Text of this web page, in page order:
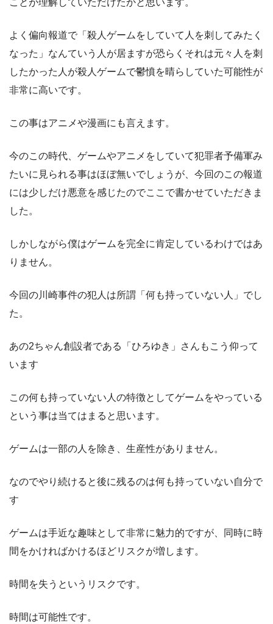
ことが理解していただけたかと思います。
よく偏向報道で「殺人ゲームをしていて人を刺してみたく
なった」なんていう人が居ますが恐らくそれは元々人を刺
したかった人が殺人ゲームで鬱憤を晴らしていた可能性が
非常に高いです。
この事はアニメや漫画にも言えます。
今のこの時代、ゲームやアニメをしていて犯罪者予備軍み
たいに見られる事はほぼ無いでしょうが、今回のこの報道
には少しだけ悪意を感じたのでここで書かせていただきま
した。
しかしながら僕はゲームを完全に肯定しているわけではあ
りません。
今回の川崎事件の犯人は所謂「何も持っていない人」でし
た。
あの2ちゃん創設者である「ひろゆき」さんもこう仰って
います
この何も持っていない人の特徴としてゲームをやっている
という事は当てはまると思います。
ゲームは一部の人を除き、生産性がありません。
なのでやり続けると後に残るのは何も持っていない自分で
す
ゲームは手近な趣味として非常に魅力的ですが、同時に時
間をかければかけるほどリスクが増します。
時間を失うというリスクです。
時間は可能性です。